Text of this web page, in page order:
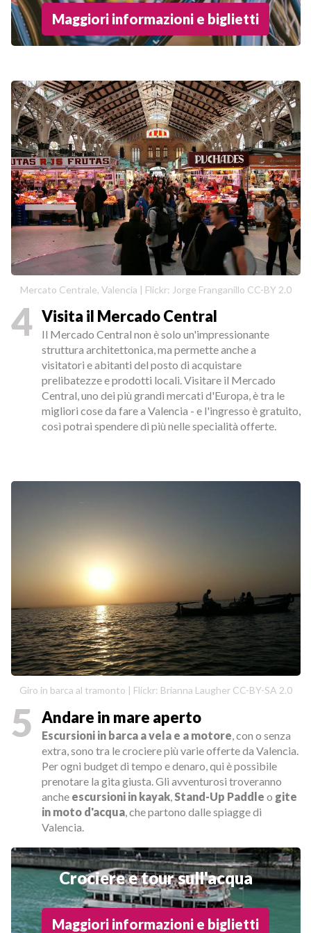
Maggiori informazioni e biglietti
Mercato Centrale, Valencia | Flickr: Jorge Franganillo CC-BY 2.0
4 Visita il Mercado Central
Il Mercado Central non è solo un'impressionante
struttura architettonica, ma permette anche a
visitatori e abitanti del posto di acquistare
prelibatezze e prodotti locali. Visitare il Mercado
Central, uno dei più grandi mercati d'Europa, è tra le
migliori cose da fare a Valencia - e l'ingresso è gratuito,
così potrai spendere di più nelle specialità offerte.
Giro in barca al tramonto | Flickr: Brianna Laugher CC-BY-SA 2.0
5 Andare in mare aperto
Escursioni in barca a vela e a motore, con o senza
extra, sono tra le crociere più varie offerte da Valencia.
Per ogni budget di tempo e denaro, qui è possibile
prenotare la gita giusta. Gli avventurosi troveranno
anche escursioni in kayak,Stand-Up Paddle o gite
in moto d'acqua, che partono dalle spiagge di
Valencia.
Crociere e tour sull'acqua
Maggiori informazioni e biglietti